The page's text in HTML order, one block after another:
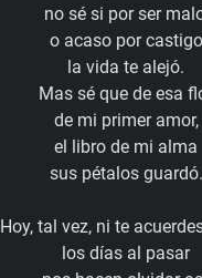
no sé si por ser
o acaso por castigo
la vida te alejó.
Mas sé que de esa
de mi primer amor,
el libro de mi alma
sus pétalos guardó.
Hoy, tal vez, ni te
los días al pasar